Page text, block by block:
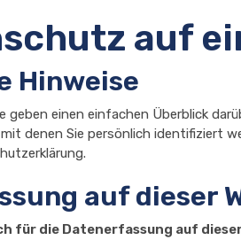
auf
Hinweise
geben einen einfachen Überblick
denen Sie persönlich identifiziert
auf dieser
für die Datenerfassung auf